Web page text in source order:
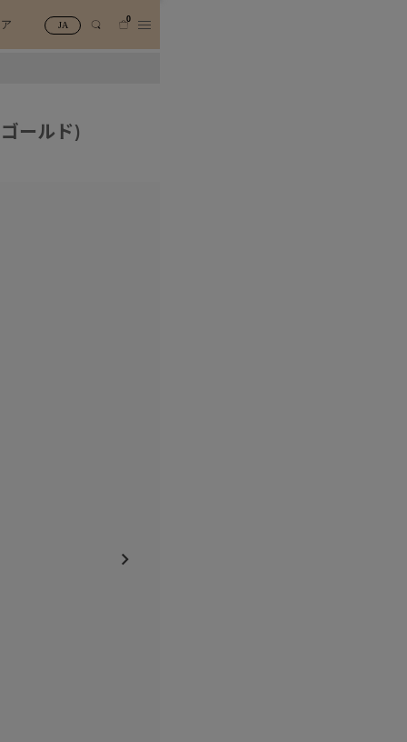
JA
0
ールド)